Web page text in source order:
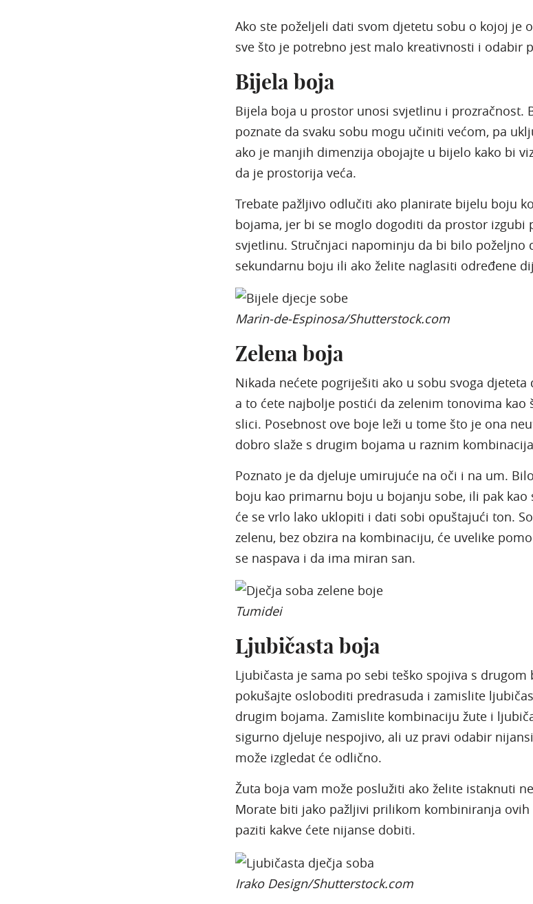
Ako ste poželjeli dati svom djetetu sobu o kojoj je
sve što je potrebno jest malo kreativnosti i odabir
Bijela boja
Bijela boja u prostor unosi svjetlinu i prozračnost.
poznate da svaku sobu mogu učiniti većom, pa
ako je manjih dimenzija obojajte u bijelo kako bi
da je prostorija veća.
Trebate pažljivo odlučiti ako planirate bijelu boju
bojama, jer bi se moglo dogoditi da prostor izgubi
svjetlinu. Stručnjaci napominju da bi bilo poželjno
sekundarnu boju ili ako želite naglasiti određene
Marin-de-Espinosa/Shutterstock.com
Zelena boja
Nikada nećete pogriješiti ako u sobu svoga
a to ćete najbolje postići da zelenim tonovima kao
slici. Posebnost ove boje leži u tome što je ona
dobro slaže s drugim bojama u raznim
Poznato je da djeluje umirujuće na oči i na um.
boju kao primarnu boju u bojanju sobe, ili pak kao
će se vrlo lako uklopiti i dati sobi opuštajući ton.
zelenu, bez obzira na kombinaciju, će uvelike
se naspava i da ima miran san.
Tumidei
Ljubičasta boja
Ljubičasta je sama po sebi teško spojiva s drugom
pokušajte osloboditi predrasuda i zamislite
drugim bojama. Zamislite kombinaciju žute i
sigurno djeluje nespojivo, ali uz pravi odabir
može izgledat će odlično.
Žuta boja vam može poslužiti ako želite istaknuti
Morate biti jako pažljivi prilikom kombiniranja
paziti kakve ćete nijanse dobiti.
Irako Design/Shutterstock.com